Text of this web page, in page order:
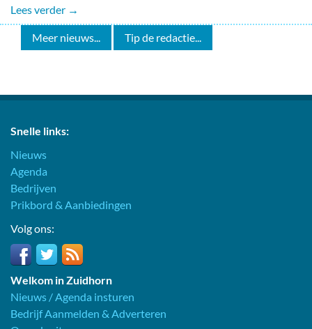
Lees verder →
Meer nieuws... Tip de redactie...
Snelle links:
Nieuws
Agenda
Bedrijven
Prikbord & Aanbiedingen
Volg ons:
Welkom in Zuidhorn
Nieuws / Agenda insturen
Bedrijf Aanmelden & Adverteren